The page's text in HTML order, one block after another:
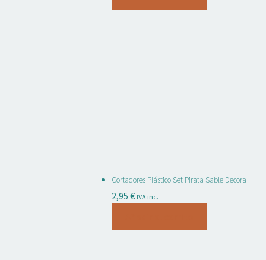
Cortadores Plástico Set Pirata Sable Decora
2,95€ IVA inc.